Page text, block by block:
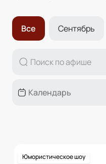
Все Сентябрь
Юмористическое шоу